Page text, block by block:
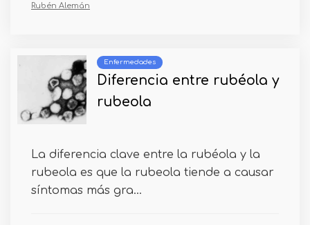
Rubén Alemán
Enfermedades
Diferencia entre rubéola y
rubeola
La diferencia clave entre la rubéola y la
rubeola es que la rubeola tiende a causar
síntomas más gra...